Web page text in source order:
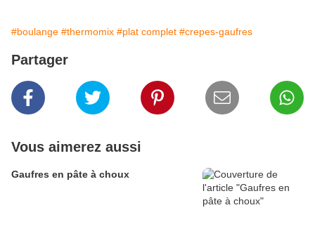
#boulange #thermomix #plat complet #crepes-gaufres
Partager
Vous aimerez aussi
Gaufres en pâte à choux